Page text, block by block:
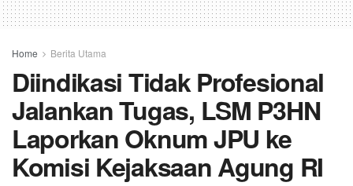
Home Berita Utama
Diindikasi Tidak Profesional
Jalankan Tugas, LSM P3HN
Laporkan Oknum JPU ke
Komisi Kejaksaan Agung RI